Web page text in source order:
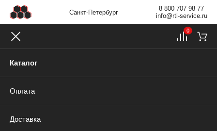
Санкт-Петербург
8 800 707 98 77
info@rti-service.ru
Каталог
Оплата
Доставка
0